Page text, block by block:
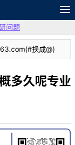
论坛
问题
换成@)
多久呢专业